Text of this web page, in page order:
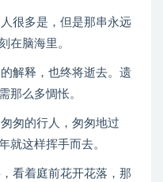
很多是，但是那串永远
在脑海里。
解释，也终将逝去。遗
那么多惆怅。
匆的行人，匆匆地过
就这样挥手而去。
看着庭前花开花落，那